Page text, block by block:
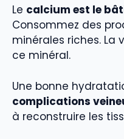
Le calcium est le
Consommez des
minérales riches. La
ce minéral.
Une bonne
complications
à reconstruire les